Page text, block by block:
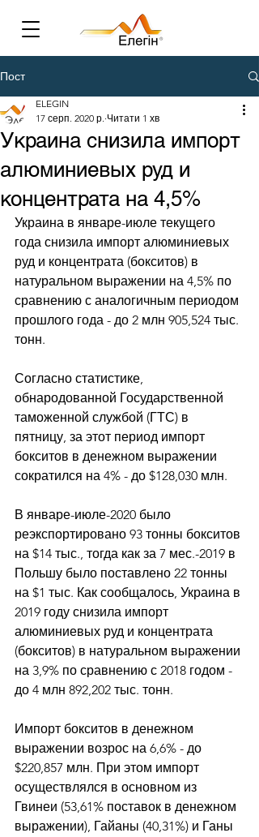
Пост
Украина снизила импорт
алюминиевых руд и
концентрата на 4,5%
ELEGIN
17 серп. 2020 р. Читати 1 хв
Украина в январе-июле текущего
года снизила импорт алюминиевых
руд и концентрата (бокситов) в
натуральном выражении на 4,5% по
сравнению с аналогичным периодом
прошлого года - до 2 млн 905,524 тыс.
тонн.
Согласно статистике,
обнародованной Государственной
таможенной службой (ГТС) в
пятницу, за этот период импорт
бокситов в денежном выражении
сократился на 4% - до $128,030 млн.
В январе-июле-2020 было
реэкспортировано 93 тонны бокситов
на $14 тыс., тогда как за 7 мес.-2019 в
Польшу было поставлено 22 тонны
на $1 тыс. Как сообщалось, Украина в
2019 году снизила импорт
алюминиевых руд и концентрата
(бокситов) в натуральном выражении
на 3,9% по сравнению с 2018 годом -
до 4 млн 892,202 тыс. тонн.
Импорт бокситов в денежном
выражении возрос на 6,6% - до
$220,857 млн. При этом импорт
осуществлялся в основном из
Гвинеи (53,61% поставок в денежном
выражении), Гайаны (40,31%) и Ганы